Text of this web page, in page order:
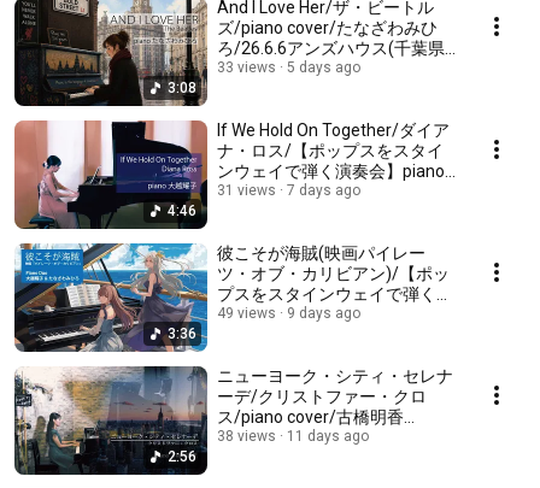
3:08
And I Love Her/ザ・ビートル
ズ/piano cover/たなざわみひ
ろ/26.6.6アンズハウス(千葉県
白井市)にて収録/次回★夏空に
33 views 5 days ago
4:46
If We Hold On Together/ダイア
ナ・ロス/【ポップスをスタイ
ンウェイで弾く演奏会】piano
cover/大越耀子/26.6.20YNサロ
31 views 7 days ago
3:36
彼こそが海賊(映画パイレー
ツ・オブ・カリビアン)/【ポッ
プスをスタインウェイで弾く演
奏会】piano連弾/たなざわみひ
次回演奏会↓
49 views 9 days ago
2:56
ニューヨーク・シティ・セレナ
ーデ/クリストファー・クロ
ス/piano cover/古橋明香
里/26.7.4アンズハウス(千葉県
38 views 11 days ago